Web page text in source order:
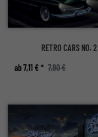
RETRO CARS NO. 2
ab 7,11 € * 7,90 €